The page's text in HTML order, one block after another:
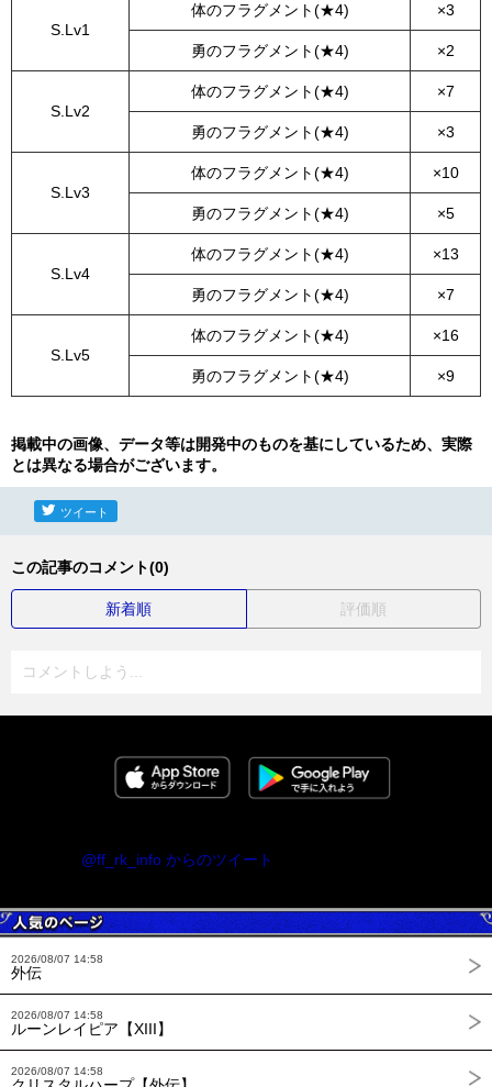
S.Lv1
体のフラグメント(★4) ×3
勇のフラグメント(★4) ×2
S.Lv2
体のフラグメント(★4) ×7
勇のフラグメント(★4) ×3
S.Lv3
体のフラグメント(★4) ×10
勇のフラグメント(★4) ×5
S.Lv4
体のフラグメント(★4) ×13
勇のフラグメント(★4) ×7
S.Lv5
体のフラグメント(★4) ×16
勇のフラグメント(★4) ×9
掲載中の画像、データ等は開発中のものを基にしているため、実際
とは異なる場合がございます。
ツイート
この記事のコメント(0)
新着順 評価順
コメントしよう...
@ff_rk_info からのツイート
2026/08/07 14:58
外伝
2026/08/07 14:58
ルーンレイピア【XIII】
2026/08/07 14:58